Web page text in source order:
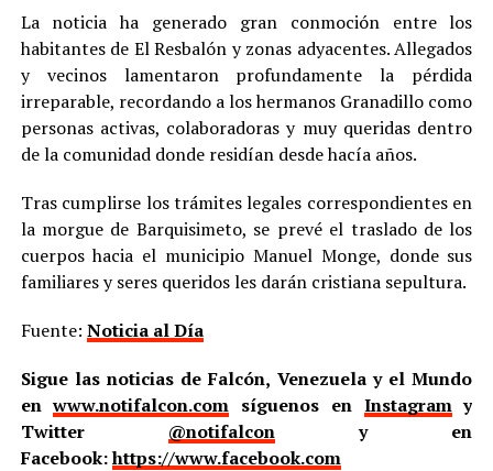
La noticia ha generado gran conmoción entre los
habitantes de El Resbalón y zonas adyacentes. Allegados
y vecinos lamentaron profundamente la pérdida
irreparable, recordando a los hermanos Granadillo como
personas activas, colaboradoras y muy queridas dentro
de la comunidad donde residían desde hacía años.
Tras cumplirse los trámites legales correspondientes en
la morgue de Barquisimeto, se prevé el traslado de los
cuerpos hacia el municipio Manuel Monge, donde sus
familiares y seres queridos les darán cristiana sepultura.
Fuente: Noticia al Día
Sigue las noticias de Falcón, Venezuela y el Mundo
enwww.notifalcon.com síguenos en Instagramy
Twitter @notifalcony en
Facebook:https://www.facebook.com